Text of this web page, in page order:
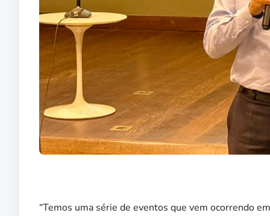
“Temos uma série de eventos que vem ocorrendo